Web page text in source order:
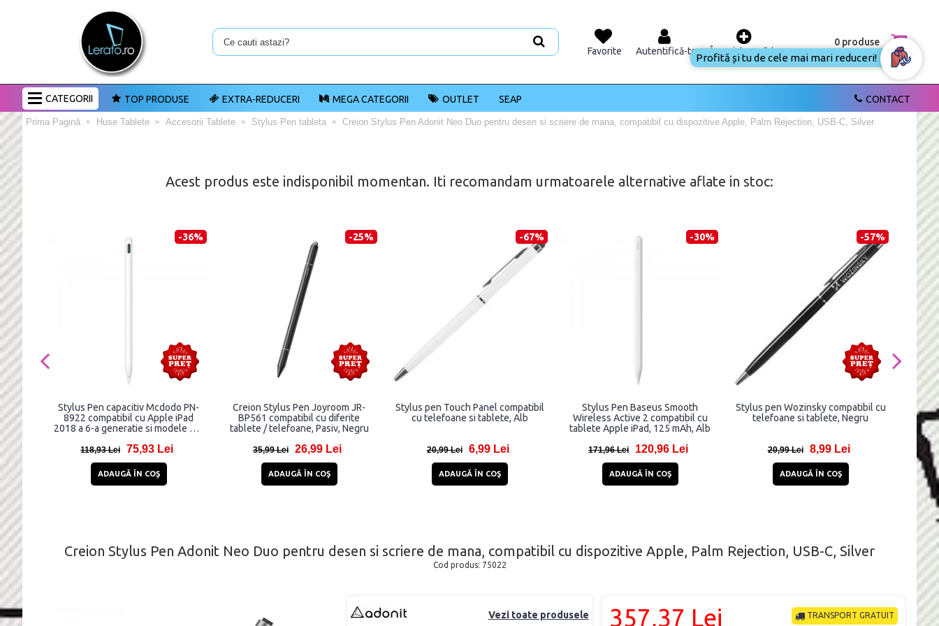
Favorite Autentifică-te Înregistrează-te
0 produse
CATEGORII CONTACT
TOP PRODUSE EXTRA-REDUCERI MEGA CATEGORII OUTLET SEAP
Prima Pagină Huse Tablete Accesorii Tablete Stylus Pen tableta Creion Stylus Pen Adonit Neo Duo pentru desen si scriere de mana, compatibil cu dispozitive Apple, Palm Rejection, USB-C, Silver
Acest produs este indisponibil momentan. Iti recomandam urmatoarele alternative aflate in stoc:
-36%
Stylus Pen capacitiv Mcdodo PN-
8922 compatibil cu Apple iPad
2018 a 6-a generatie si modele mai
118,93 Lei 75,93 Lei
ADAUGĂ ÎN COŞ
-25%
Creion Stylus Pen Joyroom JR-
BP561 compatibil cu diferite
tablete / telefoane, Pasiv, Negru
35,99 Lei 26,99 Lei
ADAUGĂ ÎN COŞ
-67%
Stylus pen Touch Panel compatibil
cu telefoane si tablete, Alb
20,99 Lei 6,99 Lei
ADAUGĂ ÎN COŞ
-30%
Stylus Pen Baseus Smooth
Wireless Active 2 compatibil cu
tablete Apple iPad, 125 mAh, Alb
171,96 Lei 120,96 Lei
ADAUGĂ ÎN COŞ
-57%
Stylus pen Wozinsky compatibil cu
telefoane si tablete, Negru
20,99 Lei 8,99 Lei
ADAUGĂ ÎN COŞ
Creion Stylus Pen Adonit Neo Duo pentru desen si scriere de mana, compatibil cu dispozitive Apple, Palm Rejection, USB-C, Silver
Cod produs: 75022
Vezi toate produsele 357,37 Lei TRANSPORT GRATUIT
Profită și tu de cele
mai mari reduceri!